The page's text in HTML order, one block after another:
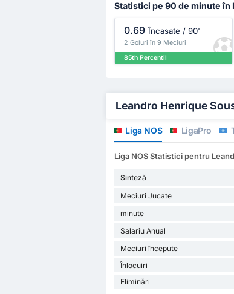
Statistici pe 90 de minute în
0.69 Încasate / 90'
2 Goluri în 9 Meciuri
85th Percentil
Leandro Henrique
Liga NOS LigaPro
Liga NOS Statistici pentru
Sinteză
Meciuri Jucate
minute
Salariu Anual
Meciuri începute
Înlocuiri
Eliminări